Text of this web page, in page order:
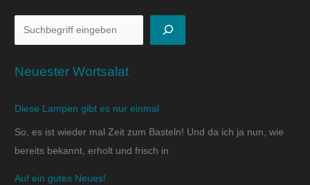
Neuester Wortsalat
Diese Lampen gibt es nur einmal
So, es ist wieder mal Zeit zum Basteln! Und da ich ja nun, wie
bereits bekannt, erholt und frisch in
Auf ein gutes Neues!